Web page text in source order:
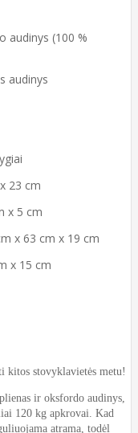
audinys (100 %
audinys
23 cm
x 5 cm
x 63 cm x 19 cm
x 15 cm
kitos stovyklavietės metu!
ir oksfordo audinys,
120 kg apkrovai. Kad
atrama, todėl